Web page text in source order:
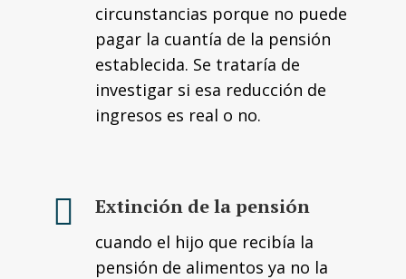
circunstancias porque no puede
pagar la cuantía de la pensión
establecida. Se trataría de
investigar si esa reducción de
ingresos es real o no.
Extinción de la pensión
cuando el hijo que recibía la
pensión de alimentos ya no la